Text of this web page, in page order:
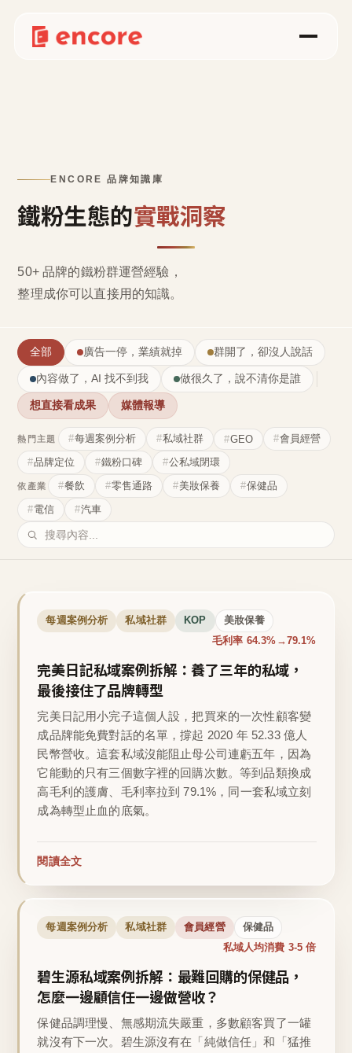
ENCORE 品牌知識庫
鐵粉生態的實戰洞察
50+ 品牌的鐵粉群運營經驗，
整理成你可以直接用的知識。
全部 廣告一停，業績就掉 群開了，卻沒人說話
內容做了，AI 找不到我 做很久了，說不清你是誰
想直接看成果 媒體報導
熱門主題 每週案例分析 私域社群 GEO
會員經營
品牌定位
鐵粉口碑 公私域閉環
依產業 餐飲 零售通路 美妝保養
保健品
電信
汽車
每週案例分析 私域社群 KOP 美妝保養
毛利率 64.3%→79.1%
完美日記私域案例拆解：養了三年的私域，
最後接住了品牌轉型
完美日記用小完子這個人設，把買來的一次性顧客變
成品牌能免費對話的名單，撐起 2020 年 52.33 億人
民幣營收。這套私域沒能阻止母公司連虧五年，因為
它能動的只有三個數字裡的回購次數。等到品類換成
高毛利的護膚、毛利率拉到 79.1%，同一套私域立刻
成為轉型止血的底氣。
閱讀全文
每週案例分析 私域社群 會員經營 保健品
私域人均消費 3-5 倍
碧生源私域案例拆解：最難回購的保健品，
怎麼一邊顧信任一邊做營收？
保健品調理慢、無感期流失嚴重，多數顧客買了一罐
就沒有下一次。碧生源沒有在「純做信任」和「猛推